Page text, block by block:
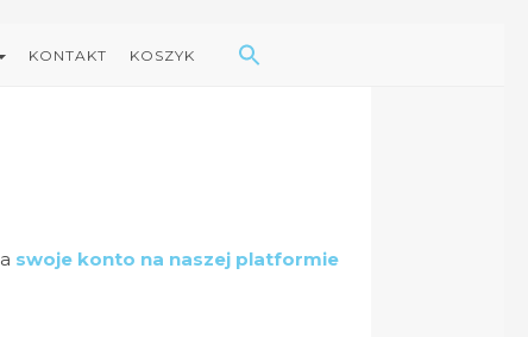
KONTAKT KOSZYK
Search
for:
swoje konto na naszej platformie